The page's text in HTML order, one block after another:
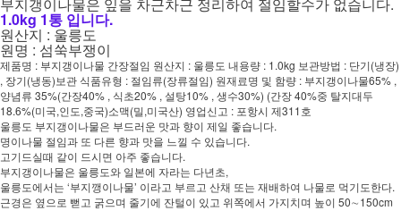
1.0kg 1통 입니다.
원산지 : 울릉도
원명 : 섬쑥부쟁이
제품명 : 부지갱이나물 간장절임 원산지 : 울릉도 내용량 : 1.0kg 보관방법 : 단기(냉장)
, 장기(냉동)보관 식품유형 : 절임류(장류절임) 원재료명 및 함량 : 부지갱이나물65% ,
양념류 35%(간장40% , 식초20% , 설탕10% , 생수30%) (간장 40%중 탈지대두
18.6%(미국,인도,중국)소맥(밀,미국산) 영업신고 : 포항시 제311호
울릉도 부지갱이나물은 부드러운 맛과 향이 제일 좋습니다.
명이나물 절임과 또 다른 향과 맛을 느낄 수 있습니다.
고기드실때 같이 드시면 아주 좋습니다.
부지갱이나물은 울릉도와 일본에 자라는 다년초,
울릉도에서는 ‘부지깽이나물’ 이라고 부르고 산채 또는 재배하여 나물로 먹기도한다.
근경은 옆으로 뻗고 굵으며 줄기에 잔털이 있고 위쪽에서 가지치며 높이 50∼150cm